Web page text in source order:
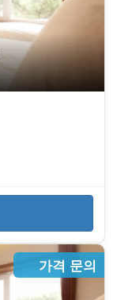
가격 문의